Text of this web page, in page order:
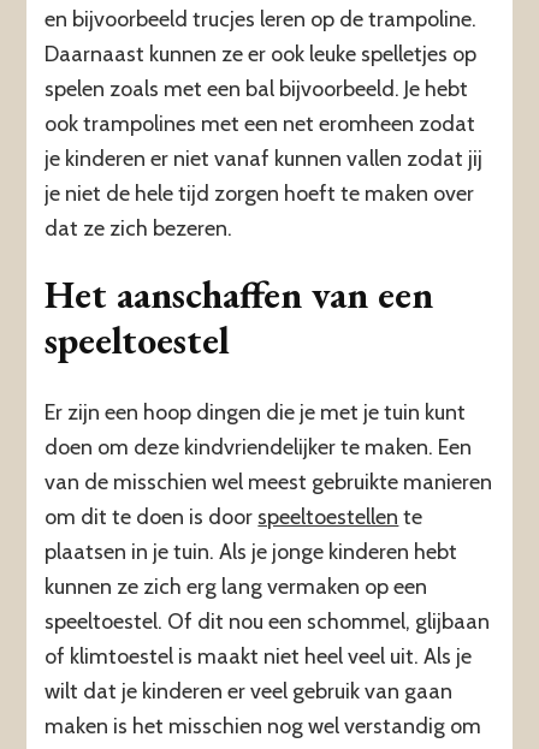
en bijvoorbeeld trucjes leren op de trampoline.
Daarnaast kunnen ze er ook leuke spelletjes op
spelen zoals met een bal bijvoorbeeld. Je hebt
ook trampolines met een net eromheen zodat
je kinderen er niet vanaf kunnen vallen zodat jij
je niet de hele tijd zorgen hoeft te maken over
dat ze zich bezeren.
Het aanschaffen van een
speeltoestel
Er zijn een hoop dingen die je met je tuin kunt
doen om deze kindvriendelijker te maken. Een
van de misschien wel meest gebruikte manieren
om dit te doen is door speeltoestellen te
plaatsen in je tuin. Als je jonge kinderen hebt
kunnen ze zich erg lang vermaken op een
speeltoestel. Of dit nou een schommel, glijbaan
of klimtoestel is maakt niet heel veel uit. Als je
wilt dat je kinderen er veel gebruik van gaan
maken is het misschien nog wel verstandig om